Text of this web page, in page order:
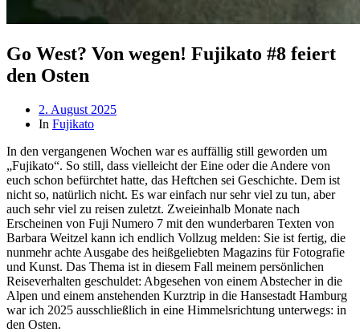
Go West? Von wegen! Fujikato #8 feiert
den Osten
Beitragsdatum
2. August 2025
In Fujikato
In den vergangenen Wochen war es auffällig still geworden um
„Fujikato“. So still, dass vielleicht der Eine oder die Andere von
euch schon befürchtet hatte, das Heftchen sei Geschichte. Dem ist
nicht so, natürlich nicht. Es war einfach nur sehr viel zu tun, aber
auch sehr viel zu reisen zuletzt. Zweieinhalb Monate nach
Erscheinen von Fuji Numero 7 mit den wunderbaren Texten von
Barbara Weitzel kann ich endlich Vollzug melden: Sie ist fertig, die
nunmehr achte Ausgabe des heißgeliebten Magazins für Fotografie
und Kunst. Das Thema ist in diesem Fall meinem persönlichen
Reiseverhalten geschuldet: Abgesehen von einem Abstecher in die
Alpen und einem anstehenden Kurztrip in die Hansestadt Hamburg
war ich 2025 ausschließlich in eine Himmelsrichtung unterwegs: in
den Osten.